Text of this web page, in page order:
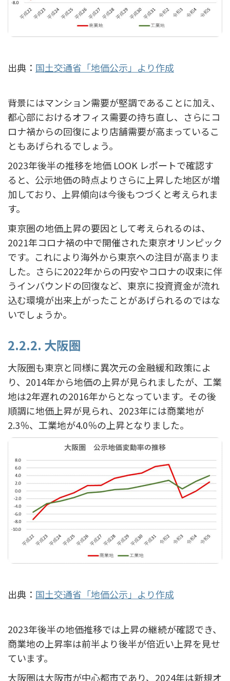
出典： 国土交通省「地価公示」より作成
背景にはマンション需要が堅調であることに加え、
都心部におけるオフィス需要の持ち直し、さらにコ
ロナ禍からの回復により店舗需要が高まっているこ
ともあげられるでしょう。
2023年後半の推移を地価 LOOK レポートで確認す
ると、公示地価の時点よりさらに上昇した地区が増
加しており、上昇傾向は今後もつづくと考えられま
す。
東京圏の地価上昇の要因として考えられるのは、
2021年コロナ禍の中で開催された東京オリンピック
です。これにより海外から東京への注目が高まりま
した。さらに2022年からの円安やコロナの収束に伴
うインバウンドの回復など、東京に投資資金が流れ
込む環境が出来上がったことがあげられるのではな
いでしょうか。
2.2.2. 大阪圏
大阪圏も東京と同様に異次元の金融緩和政策によ
り、2014年から地価の上昇が見られましたが、工業
地は2年遅れの2016年からとなっています。その後
順調に地価上昇が見られ、2023年には商業地が
2.3％、工業地が4.0％の上昇となりました。
出典： 国土交通省「地価公示」より作成
2023年後半の地価推移では上昇の継続が確認でき、
商業地の上昇率は前半より後半が倍近い上昇を見せ
ています。
大阪圏は大阪市が中心都市であり、2024年は新規オ